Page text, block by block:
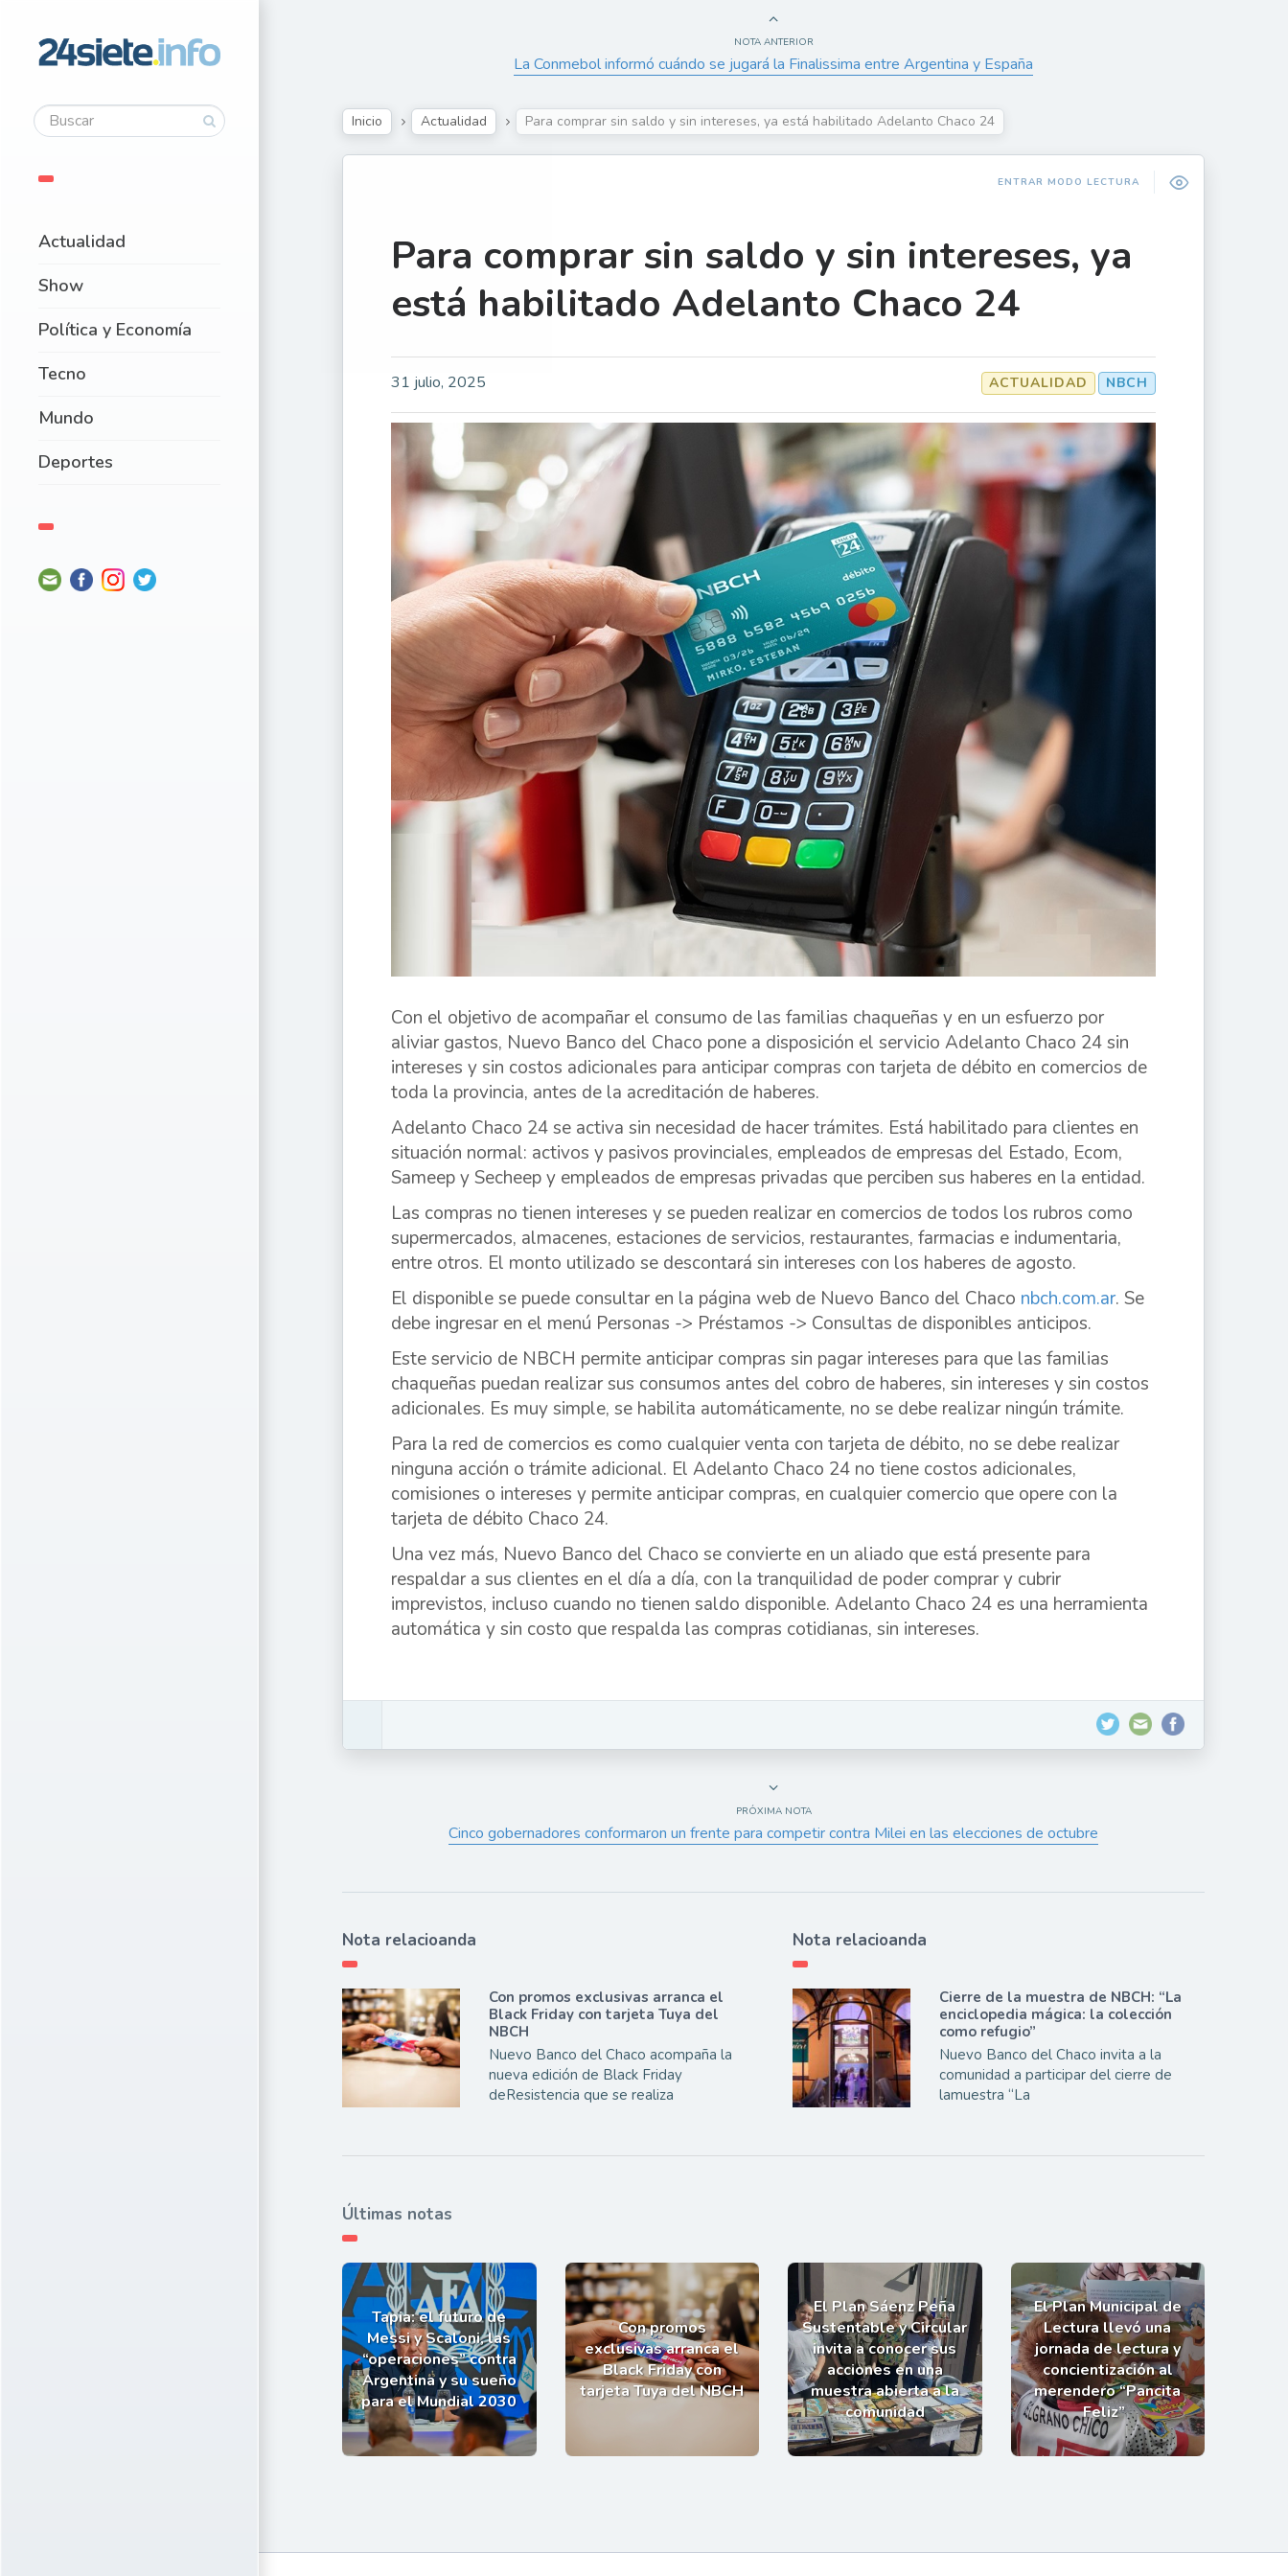
Actualidad
Show
Política y Economía
Tecno
Mundo
Deportes
NOTA ANTERIOR
La Conmebol informó cuándo se jugará la Finalissima entre Argentina y España
Inicio Actualidad Para comprar sin saldo y sin intereses, ya está habilitado Adelanto Chaco 24
ENTRAR MODO LECTURA
Para comprar sin saldo y sin intereses, ya
está habilitado Adelanto Chaco 24
31 julio, 2025 NBCH
ACTUALIDAD
Con el objetivo de acompañar el consumo de las familias chaqueñas y en un esfuerzo por
aliviar gastos, Nuevo Banco del Chaco pone a disposición el servicio Adelanto Chaco 24 sin
intereses y sin costos adicionales para anticipar compras con tarjeta de débito en comercios de
toda la provincia, antes de la acreditación de haberes.
Adelanto Chaco 24 se activa sin necesidad de hacer trámites. Está habilitado para clientes en
situación normal: activos y pasivos provinciales, empleados de empresas del Estado, Ecom,
Sameep y Secheep y empleados de empresas privadas que perciben sus haberes en la entidad.
Las compras no tienen intereses y se pueden realizar en comercios de todos los rubros como
supermercados, almacenes, estaciones de servicios, restaurantes, farmacias e indumentaria,
entre otros. El monto utilizado se descontará sin intereses con los haberes de agosto.
El disponible se puede consultar en la página web de Nuevo Banco del Chaco nbch.com.ar. Se
debe ingresar en el menú Personas -> Préstamos -> Consultas de disponibles anticipos.
Este servicio de NBCH permite anticipar compras sin pagar intereses para que las familias
chaqueñas puedan realizar sus consumos antes del cobro de haberes, sin intereses y sin costos
adicionales. Es muy simple, se habilita automáticamente, no se debe realizar ningún trámite.
Para la red de comercios es como cualquier venta con tarjeta de débito, no se debe realizar
ninguna acción o trámite adicional. El Adelanto Chaco 24 no tiene costos adicionales,
comisiones o intereses y permite anticipar compras, en cualquier comercio que opere con la
tarjeta de débito Chaco 24.
Una vez más, Nuevo Banco del Chaco se convierte en un aliado que está presente para
respaldar a sus clientes en el día a día, con la tranquilidad de poder comprar y cubrir
imprevistos, incluso cuando no tienen saldo disponible. Adelanto Chaco 24 es una herramienta
automática y sin costo que respalda las compras cotidianas, sin intereses.
PRÓXIMA NOTA
Cinco gobernadores conformaron un frente para competir contra Milei en las elecciones de octubre
Nota relacioanda
Con promos exclusivas arranca el
Black Friday con tarjeta Tuya del
NBCH
Nuevo Banco del Chaco acompaña la
nueva edición de Black Friday
deResistencia que se realiza
Nota relacioanda
Cierre de la muestra de NBCH: “La
enciclopedia mágica: la colección
como refugio”
Nuevo Banco del Chaco invita a la
comunidad a participar del cierre de
lamuestra “La
Últimas notas
Tapia: el futuro de
Messi y Scaloni, las
“operaciones” contra
Argentina y su sueño
para el Mundial 2030
Con promos
exclusivas arranca el
Black Friday con
tarjeta Tuya del NBCH
El Plan Sáenz Peña
Sustentable y Circular
invita a conocer sus
acciones en una
muestra abierta a la
comunidad
El Plan Municipal de
Lectura llevó una
jornada de lectura y
concientización al
merendero “Pancita
Feliz”